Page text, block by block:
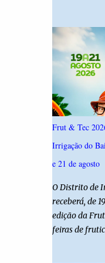
nota, a
solidariedade
destacou q...
somaram
souberam
ouviu 1.500
Rio Grande
junho de
margem de
nível de
RN-09520/
Frut & Tec
Irrigação do
e 21 de agosto
O Distrito de
receberá, de
edição da
feiras de